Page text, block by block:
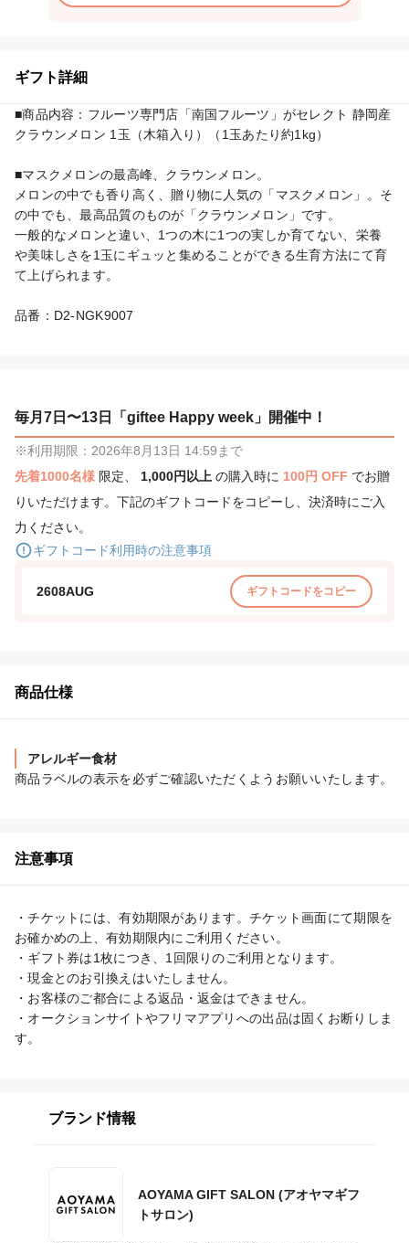
ギフト詳細
■商品内容：フルーツ専門店「南国フルーツ」がセレクト 静岡産
クラウンメロン 1玉（木箱入り）（1玉あたり約1kg）
■マスクメロンの最高峰、クラウンメロン。
メロンの中でも香り高く、贈り物に人気の「マスクメロン」。そ
の中でも、最高品質のものが「クラウンメロン」です。
一般的なメロンと違い、1つの木に1つの実しか育てない、栄養
や美味しさを1玉にギュッと集めることができる生育方法にて育
て上げられます。
品番：D2-NGK9007
毎月7日〜13日「giftee Happy week」開催中！
※利用期限：2026年8月13日 14:59まで
先着1000名様 限定、 1,000円以上 の購入時に 100円 OFF でお贈
りいただけます。下記のギフトコードをコピーし、決済時にご入
力ください。
ギフトコード利用時の注意事項
2608AUG ギフトコードをコピー
商品仕様
アレルギー食材
商品ラベルの表示を必ずご確認いただくようお願いいたします。
注意事項
・チケットには、有効期限があります。チケット画面にて期限を
お確かめの上、有効期限内にご利用ください。
・ギフト券は1枚につき、1回限りのご利用となります。
・現金とのお引換えはいたしません。
・お客様のご都合による返品・返金はできません。
・オークションサイトやフリマアプリへの出品は固くお断りしま
す。
ブランド情報
AOYAMA GIFT SALON (アオヤマギフ
トサロン)